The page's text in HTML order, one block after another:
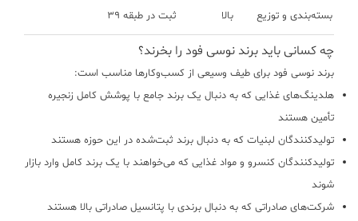
بسته‌بندی و توزیع
بالا ثبت در طبقه ۳۹
چه کسانی باید برند نوسی فود را بخرند؟
برند نوسی فود برای طیف وسیعی از کسب‌وکارها مناسب است:
هلدینگ‌های غذایی که به دنبال یک برند جامع با پوشش کامل زنجیره
تأمین هستند
تولیدکنندگان لبنیات که به دنبال برند ثبت‌شده در این حوزه هستند
تولیدکنندگان کنسرو و مواد غذایی که می‌خواهند با یک برند کامل وارد بازار
شوند
شرکت‌های صادراتی که به دنبال برندی با پتانسیل صادراتی بالا هستند